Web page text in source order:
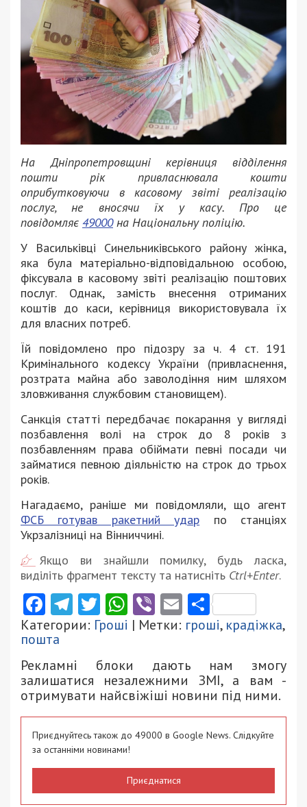
На Дніпропетровщині керівниця відділення
пошти рік привласнювала кошти
оприбутковуючи в касовому звіті реалізацію
послуг, не вносячи їх у касу. Про це
повідомляє 49000на Національну поліцію.
У Васильківці Синельниківського району жінка,
яка була матеріально-відповідальною особою,
фіксувала в касовому звіті реалізацію поштових
послуг. Однак, замість внесення отриманих
коштів до каси, керівниця використовувала їх
для власних потреб.
Їй повідомлено про підозру за ч. 4 ст. 191
Кримінального кодексу України (привласнення,
розтрата майна або заволодіння ним шляхом
зловживання службовим становищем).
Санкція статті передбачає покарання у вигляді
позбавлення волі на строк до 8 років з
позбавленням права обіймати певні посади чи
займатися певною діяльністю на строк до трьох
років.
Нагадаємо, раніше ми повідомляли, що агент
ФСБ готував ракетний удар по станціях
Укрзалізниці на Вінниччині.
Якщо ви знайшли помилку, будь ласка,
виділіть фрагмент тексту та натисніть Ctrl+Enter.
Facebook
Telegram
Twitter
WhatsApp
ViberEmail
Категории: Гроші | Метки: гроші, крадіжка,
пошта
Рекламні блоки дають нам змогу
залишатися незалежними ЗМІ, а вам -
отримувати найсвіжіші новини під ними.
Приєднуйтесь також до 49000 в Google News. Слідкуйте
за останніми новинами!
Приєднатися